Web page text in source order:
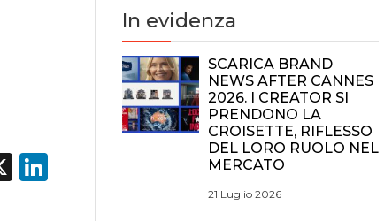
X LinkedIn
In evidenza
SCARICA BRAND
NEWS AFTER CANNES
2026. I CREATOR SI
PRENDONO LA
CROISETTE, RIFLESSO
DEL LORO RUOLO NEL
MERCATO
21 Luglio 2026